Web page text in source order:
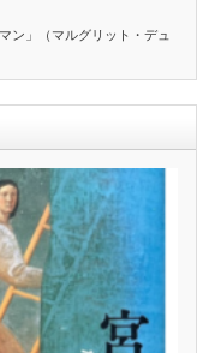
ン」（マルグリット・デュ